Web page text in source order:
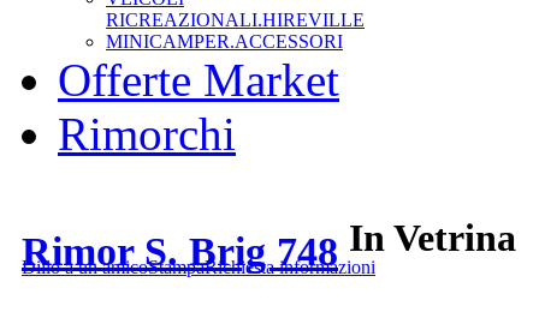
RICREAZIONALI.HIREVILLE
MINICAMPER.ACCESSORI
Offerte Market
Rimorchi
Rimor S. Brig 748 In Vetrina
Dillo a un amicoStampaRichiesta informazioni